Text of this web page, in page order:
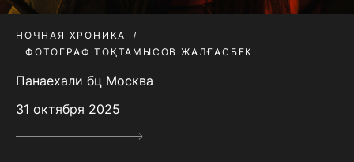
НОЧНАЯ ХРОНИКА
ФОТОГРАФ ТОҚТАМЫСОВ ЖАЛҒАСБЕК
Панаехали бц Москва
31 октября 2025